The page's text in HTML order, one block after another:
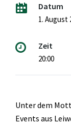
Datum
1. August
Zeit
20:00
Unter dem
Events aus